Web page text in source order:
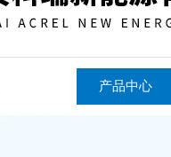
产品中心